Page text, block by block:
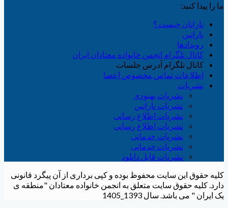
ما را پیدا کنید:
نارانان چیست؟
ناراتین
رویدادها
کانال تلگرام انجمن خانواده معتادان ایران
کانال تلگرام آدرس جلسات
اطلاعات تماس مخصوص اعضا
نشریات
نشریات بهبودی
نشریات ناراتین
نشریات اطلاع رسانی
نشریات اطلاع رسانی
نشریات خدماتی
نشریات خدماتی
نشریات قابل دانلود
کلیه حقوق این سایت محفوظ بوده و کپی برداری از آن پیگرد قانونی
دارد. کلیه حقوق سایت متعلق به انجمن خانواده معتادان "منطقه ی
یک ایران " می باشد. سال 1393_1405